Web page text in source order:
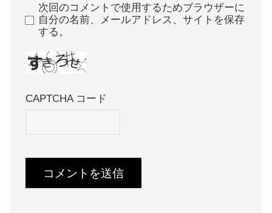
次回のコメントで使用するためブラウザーに
自分の名前、メールアドレス、サイトを保存
する。
CAPTCHA コード